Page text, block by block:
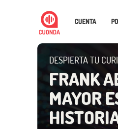
CUENTA
DESPIERTA TU
FRANK
MAYOR